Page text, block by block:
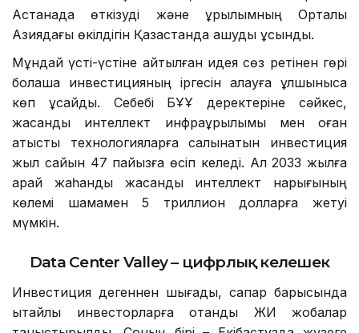
Астанада өткізуді және құрылымның Орталық
Азиядағы өкілдігін Қазақстанда ашуды ұсынды.
Мұндай үсті-үстіне айтылған идея сөз ретінен гөрі
болашақ инвестицияның іргесін қалауға құлшынысқа
көп ұқсайды. Себебі БҰҰ деректеріне сәйкес,
жасанды интеллект инфрақұрылымы мен оған
қатысты технологияларға салынатын инвестиция
жыл сайын 47 пайызға өсіп келеді. Ал 2033 жылға
қарай жаһандық жасанды интеллект нарығының
көлемі шамамен 5 триллион долларға жетуі
мүмкін.
Data Center Valley – цифрлық келешек
Инвестиция дегеннен шығады, сапар барысында
қытайлық инвесторларға отандық ЖИ жобалар